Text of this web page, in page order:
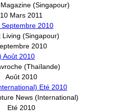
(Singapour)
10 Mars 2011
Living (Singapour)
2010
(Thaïlande)
Août 2010
News (International)
Eté 2010